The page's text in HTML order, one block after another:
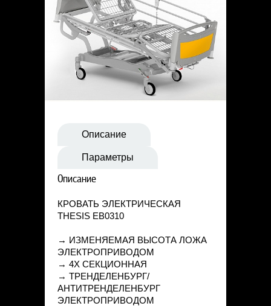
Статьи
Контакты
Описание
Параметры
Описание
КРОВАТЬ ЭЛЕКТРИЧЕСКАЯ
THESIS EB0310
→ ИЗМЕНЯЕМАЯ ВЫСОТА ЛОЖА
ЭЛЕКТРОПРИВОДОМ
→ 4Х СЕКЦИОННАЯ
→ ТРЕНДЕЛЕНБУРГ/
АНТИТРЕНДЕЛЕНБУРГ
ЭЛЕКТРОПРИВОДОМ